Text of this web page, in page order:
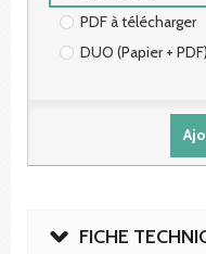
PDF à télécharger
DUO (Papier + PDF)
FICHE